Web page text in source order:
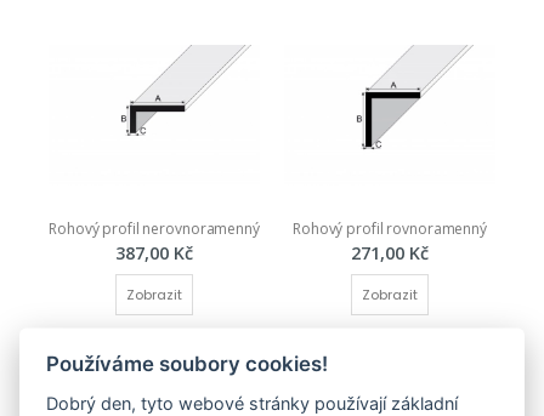
Rohový profil nerovnoramenný
387,00 Kč
Zobrazit
Rohový profil rovnoramenný
271,00 Kč
Zobrazit
Používáme soubory cookies!
Dobrý den, tyto webové stránky používají základní